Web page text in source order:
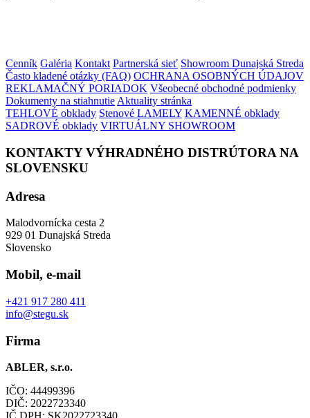
Cenník Galéria Kontakt Partnerská sieť Showroom Dunajská Streda
Často kladené otázky (FAQ) OCHRANA OSOBNÝCH ÚDAJOV
REKLAMAČNÝ PORIADOK Všeobecné obchodné podmienky
Dokumenty na stiahnutie Aktuality stránka
TEHLOVÉ obklady Stenové LAMELY KAMENNÉ obklady
SADROVÉ obklady VIRTUÁLNY SHOWROOM
KONTAKTY VÝHRADNÉHO DISTRÚTORA NA
SLOVENSKU
Adresa
Malodvornícka cesta 2
929 01 Dunajská Streda
Slovensko
Mobil, e-mail
+421 917 280 411
info@stegu.sk
Firma
ABLER, s.r.o.
IČO: 44499396
DIČ: 2022723340